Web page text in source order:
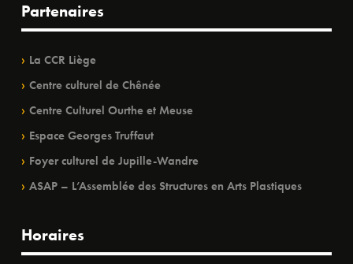
Partenaires
La CCR Liège
Centre culturel de Chênée
Centre Culturel Ourthe et Meuse
Espace Georges Truffaut
Foyer culturel de Jupille-Wandre
ASAP – L’Assemblée des Structures en Arts Plastiques
Horaires